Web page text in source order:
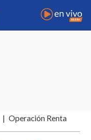
Operación Renta